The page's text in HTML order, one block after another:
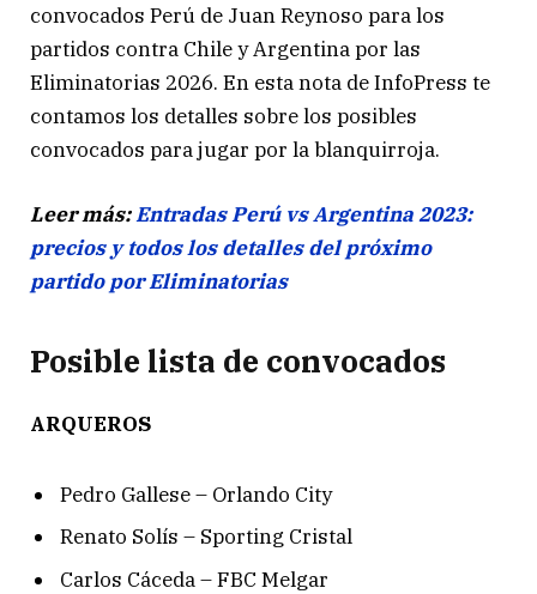
convocados Perú de Juan Reynoso para los
partidos contra Chile y Argentina por las
Eliminatorias 2026. En esta nota de InfoPress te
contamos los detalles sobre los posibles
convocados para jugar por la blanquirroja.
Leer más:Entradas Perú vs Argentina 2023:
precios y todos los detalles del próximo
partido por Eliminatorias
Posible lista de convocados
ARQUEROS
Pedro Gallese – Orlando City
Renato Solís – Sporting Cristal
Carlos Cáceda – FBC Melgar